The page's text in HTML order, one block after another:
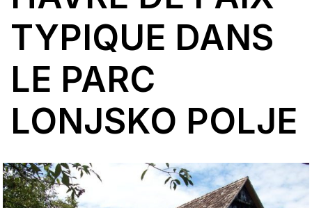
TYPIQUE DANS
LE PARC
LONJSKO POLJE